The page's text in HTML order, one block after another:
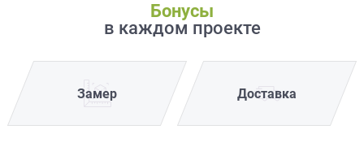
Бонусы
в каждом проекте
Замер Доставка